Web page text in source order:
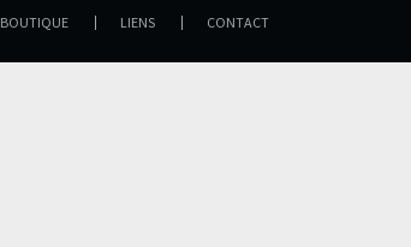
BOUTIQUE LIENS CONTACT